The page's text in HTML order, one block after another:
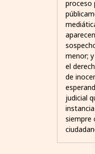
proceso
menor;
el
de
judicial
siempre